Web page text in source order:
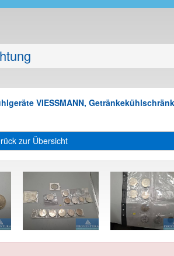
VIESSMANN,
zur Übersicht